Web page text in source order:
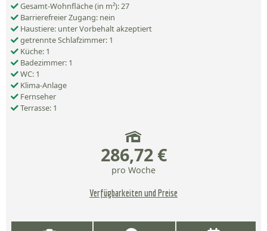
Gesamt-Wohnfläche (in m²): 27
Barrierefreier Zugang: nein
Haustiere: unter Vorbehalt akzeptiert
getrennte Schlafzimmer: 1
Küche: 1
Badezimmer: 1
WC: 1
Klima-Anlage
Fernseher
Terrasse: 1
286,72 €
pro Woche
Verfügbarkeiten und Preise